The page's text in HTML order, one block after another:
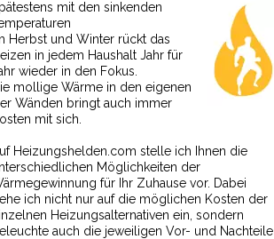
mit den sinkenden
Herbst und Winter rückt das
in jedem Haushalt Jahr für
wieder in den Fokus.
mollige Wärme in den eigenen
Wänden bringt auch immer
mit sich.
Heizungshelden.com stelle ich Ihnen die
Möglichkeiten der
für Ihr Zuhause vor. Dabei
ich nicht nur auf die möglichen Kosten der
Heizungsalternativen ein, sondern
auch die jeweiligen Vor- und Nachteile